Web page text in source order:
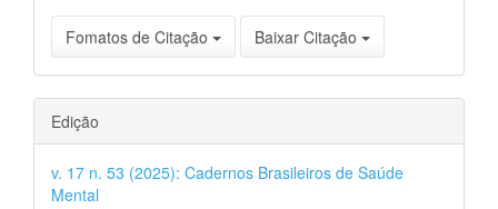
Fomatos de Citação Baixar Citação
Edição
v. 17 n. 53 (2025): Cadernos Brasileiros de Saúde
Mental